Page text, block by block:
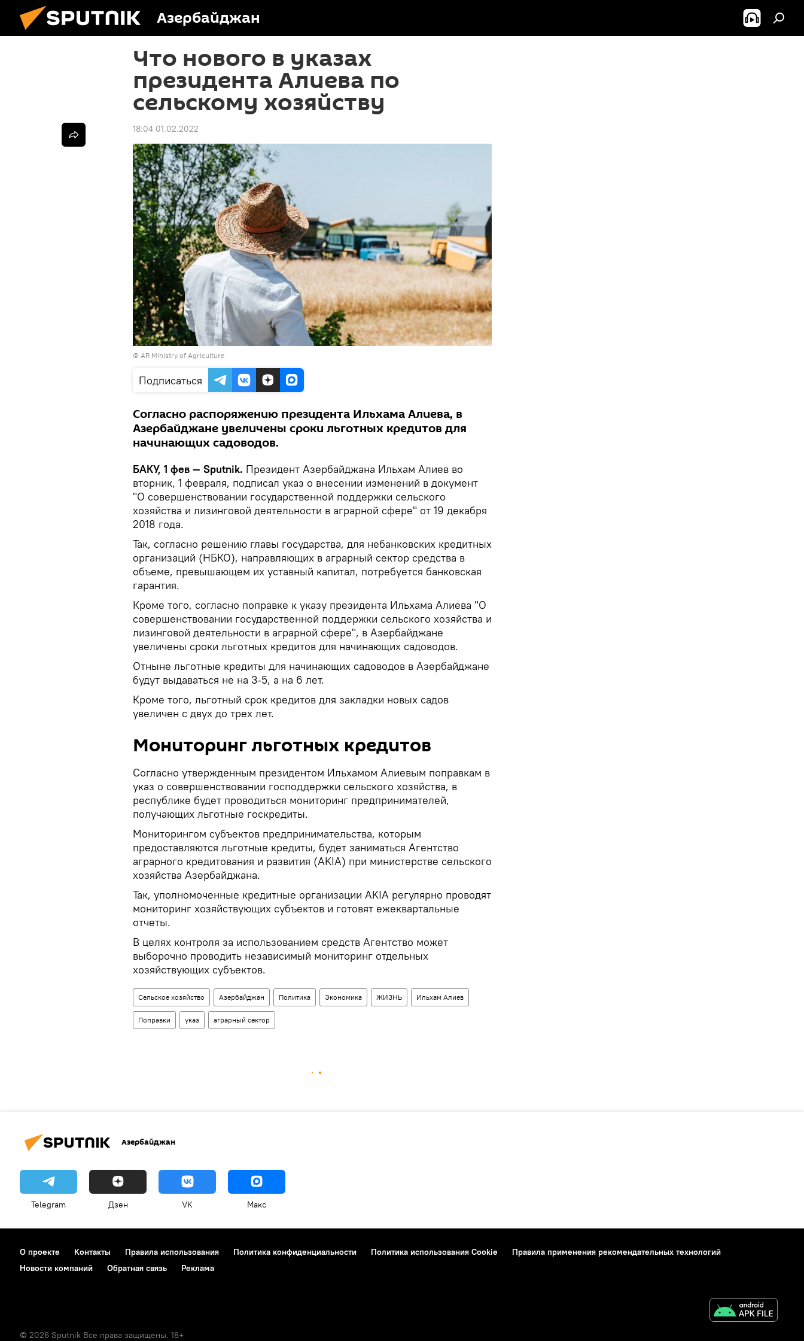
Азербайджан
Что нового в указах
президента Алиева по
сельскому хозяйству
18:04 01.02.2022
© AR Ministry of Agriculture
Подписаться
Согласно распоряжению президента Ильхама Алиева, в
Азербайджане увеличены сроки льготных кредитов для
начинающих садоводов.
БАКУ, 1 фев — Sputnik. Президент Азербайджана Ильхам Алиев во
вторник, 1 февраля, подписал указ о внесении изменений в документ
"О совершенствовании государственной поддержки сельского
хозяйства и лизинговой деятельности в аграрной сфере" от 19 декабря
2018 года.
Так, согласно решению главы государства, для небанковских кредитных
организаций (НБКО), направляющих в аграрный сектор средства в
объеме, превышающем их уставный капитал, потребуется банковская
гарантия.
Кроме того, согласно поправке к указу президента Ильхама Алиева "О
совершенствовании государственной поддержки сельского хозяйства и
лизинговой деятельности в аграрной сфере", в Азербайджане
увеличены сроки льготных кредитов для начинающих садоводов.
Отныне льготные кредиты для начинающих садоводов в Азербайджане
будут выдаваться не на 3-5, а на 6 лет.
Кроме того, льготный срок кредитов для закладки новых садов
увеличен с двух до трех лет.
Мониторинг льготных кредитов
Согласно утвержденным президентом Ильхамом Алиевым поправкам в
указ о совершенствовании господдержки сельского хозяйства, в
республике будет проводиться мониторинг предпринимателей,
получающих льготные госкредиты.
Мониторингом субъектов предпринимательства, которым
предоставляются льготные кредиты, будет заниматься Агентство
аграрного кредитования и развития (AKIA) при министерстве сельского
хозяйства Азербайджана.
Так, уполномоченные кредитные организации AKIA регулярно проводят
мониторинг хозяйствующих субъектов и готовят ежеквартальные
отчеты.
В целях контроля за использованием средств Агентство может
выборочно проводить независимый мониторинг отдельных
хозяйствующих субъектов.
Сельское хозяйство Азербайджан Политика Экономика ЖИЗНЬ Ильхам Алиев
Поправки указ аграрный сектор
Азербайджан
Telegram Дзен VK Макс
О проекте Контакты Правила использования Политика конфиденциальности Политика использования Cookie
Правила применения рекомендательных технологий
Новости компаний
Обратная связь Реклама
© 2026 Sputnik Все права защищены. 18+